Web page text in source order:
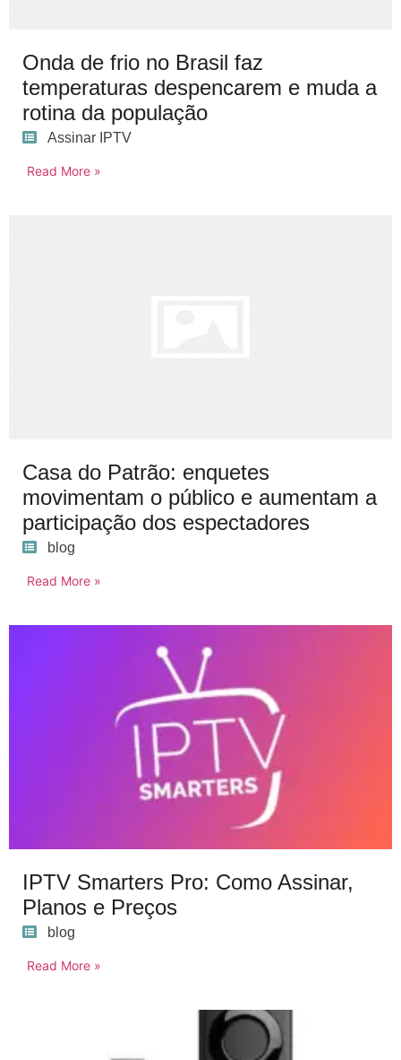
Onda de frio no Brasil faz
temperaturas despencarem e muda a
rotina da população
Assinar IPTV
Read More »
Casa do Patrão: enquetes
movimentam o público e aumentam a
participação dos espectadores
blog
Read More »
IPTV Smarters Pro: Como Assinar,
Planos e Preços
blog
Read More »